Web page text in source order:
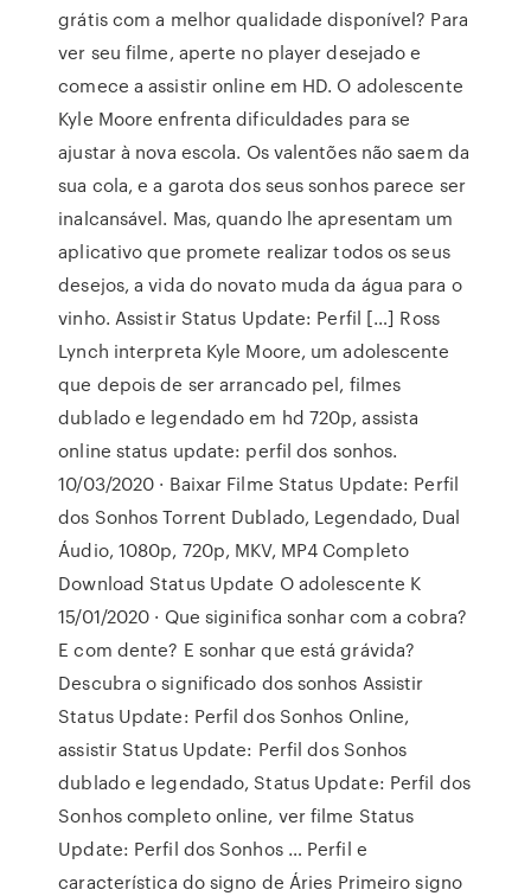
grátis com a melhor qualidade disponível? Para
ver seu filme, aperte no player desejado e
comece a assistir online em HD. O adolescente
Kyle Moore enfrenta dificuldades para se
ajustar à nova escola. Os valentões não saem da
sua cola, e a garota dos seus sonhos parece ser
inalcansável. Mas, quando lhe apresentam um
aplicativo que promete realizar todos os seus
desejos, a vida do novato muda da água para o
vinho. Assistir Status Update: Perfil […] Ross
Lynch interpreta Kyle Moore, um adolescente
que depois de ser arrancado pel, filmes
dublado e legendado em hd 720p, assista
online status update: perfil dos sonhos.
10/03/2020 · Baixar Filme Status Update: Perfil
dos Sonhos Torrent Dublado, Legendado, Dual
Áudio, 1080p, 720p, MKV, MP4 Completo
Download Status Update O adolescente K
15/01/2020 · Que siginifica sonhar com a cobra?
E com dente? E sonhar que está grávida?
Descubra o significado dos sonhos Assistir
Status Update: Perfil dos Sonhos Online,
assistir Status Update: Perfil dos Sonhos
dublado e legendado, Status Update: Perfil dos
Sonhos completo online, ver filme Status
Update: Perfil dos Sonhos … Perfil e
característica do signo de Áries Primeiro signo